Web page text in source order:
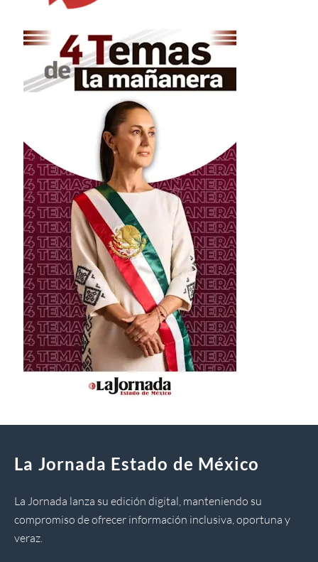
La Jornada Estado de México
La Jornada lanza su edición digital, manteniendo su
compromiso de ofrecer información inclusiva, oportuna y
veraz.